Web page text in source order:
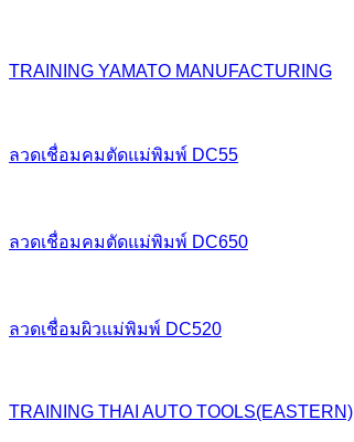
TRAINING YAMATO MANUFACTURING
ลวดเชื่อมคมตัดแม่พิมพ์ DC55
ลวดเชื่อมคมตัดแม่พิมพ์ DC650
ลวดเชื่อมผิวแม่พิมพ์ DC520
TRAINING THAI AUTO TOOLS(EASTERN)